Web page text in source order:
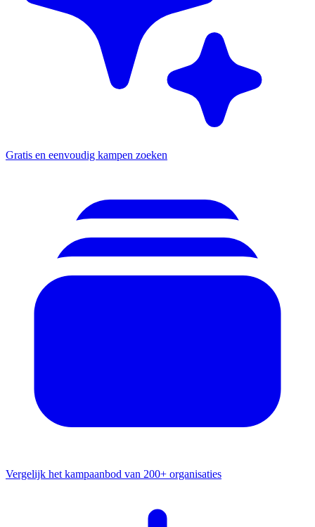
Gratis en eenvoudig kampen zoeken
Vergelijk het kampaanbod van 200+ organisaties